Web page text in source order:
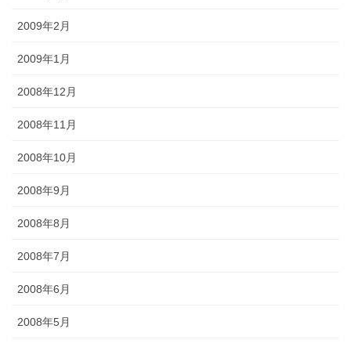
2009年2月
2009年1月
2008年12月
2008年11月
2008年10月
2008年9月
2008年8月
2008年7月
2008年6月
2008年5月